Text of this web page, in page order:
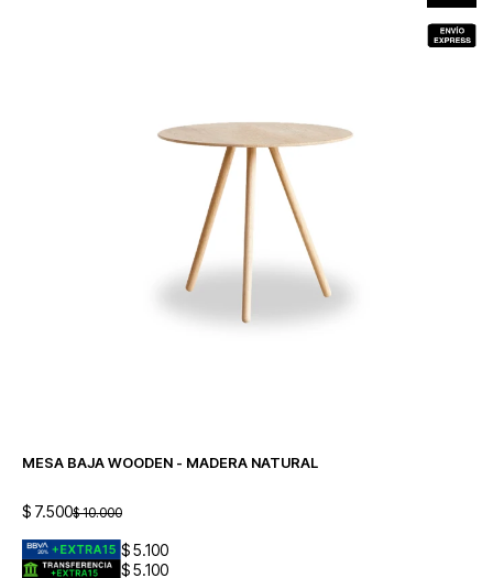
MESA BAJA WOODEN - MADERA NATURAL
$ 7.500$ 10.000
$5.100
$5.100